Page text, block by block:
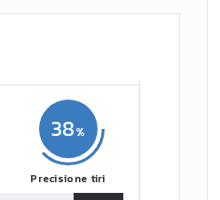
38
Precisione tiri